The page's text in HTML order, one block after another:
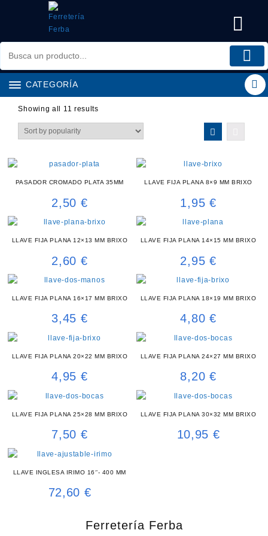
CATEGORÍA
Showing all 11 results
PASADOR CROMADO PLATA 35MM
2,50 €
LLAVE FIJA PLANA 8×9 MM BRIXO
1,95 €
LLAVE FIJA PLANA 12×13 MM BRIXO
2,60 €
LLAVE FIJA PLANA 14×15 MM BRIXO
2,95 €
LLAVE FIJA PLANA 16×17 MM BRIXO
3,45 €
LLAVE FIJA PLANA 18×19 MM BRIXO
4,80 €
LLAVE FIJA PLANA 20×22 MM BRIXO
4,95 €
LLAVE FIJA PLANA 24×27 MM BRIXO
8,20 €
LLAVE FIJA PLANA 25×28 MM BRIXO
7,50 €
LLAVE FIJA PLANA 30×32 MM BRIXO
10,95 €
LLAVE INGLESA IRIMO 16‘’- 400 MM
72,60 €
Ferretería Ferba